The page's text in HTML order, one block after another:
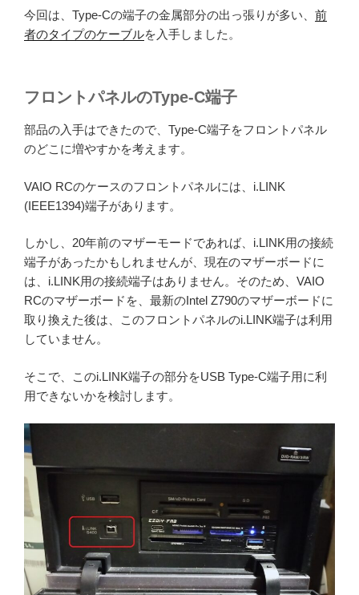
今回は、Type-Cの端子の金属部分の出っ張りが多い、 前
者のタイプのケーブルを入手しました。
フロントパネルのType-C端子
部品の入手はできたので、Type-C端子をフロントパネル
のどこに増やすかを考えます。
VAIO RCのケースのフロントパネルには、i.LINK
(IEEE1394)端子があります。
しかし、20年前のマザーモードであれば、i.LINK用の接続
端子があったかもしれませんが、現在のマザーボードに
は、i.LINK用の接続端子はありません。そのため、VAIO
RCのマザーボードを、最新のIntel Z790のマザーボードに
取り換えた後は、このフロントパネルのi.LINK端子は利用
していません。
そこで、このi.LINK端子の部分をUSB Type-C端子用に利
用できないかを検討します。